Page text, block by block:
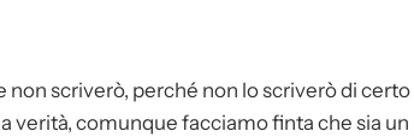
scriverò, perché non lo scriverò di
verità, comunque facciamo finta che sia